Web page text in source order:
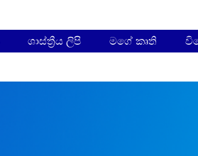
ශාස්ත්‍රීය ලිපි මගේ කෘති